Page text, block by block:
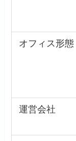
オフィス形態
運営会社